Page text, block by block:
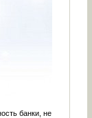
банки, не